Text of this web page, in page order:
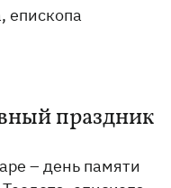
епископа
праздник
– день памяти